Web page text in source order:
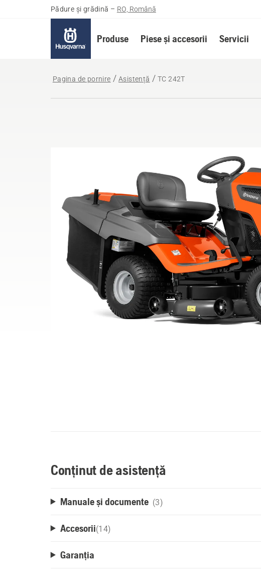
Pădure și grădină – RO, Română
Produse Piese și accesorii Servicii
Pagina de pornire Asistență TC 242T
Conținut de asistență
Manuale și documente (3)
Accesorii(14)
Garanția